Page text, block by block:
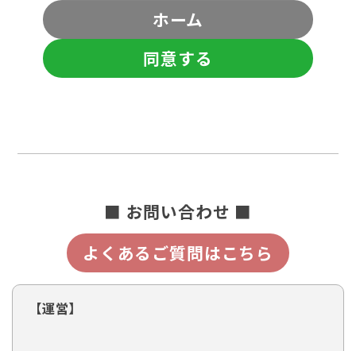
ホーム
同意する
■ お問い合わせ ■
よくあるご質問はこちら
【運営】